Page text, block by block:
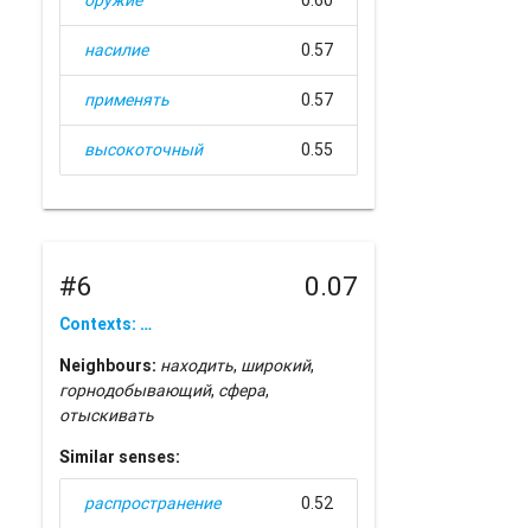
насилие 0.57
применять 0.57
высокоточный 0.55
#6 0.07
Contexts: …
Neighbours: находить, широкий,
горнодобывающий, сфера,
отыскивать
Similar senses:
распространение 0.52